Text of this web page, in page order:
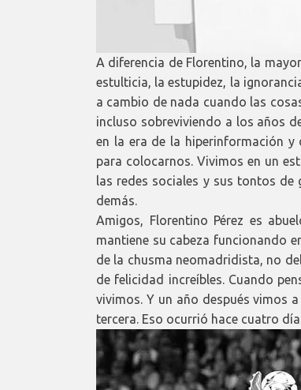
A diferencia de Florentino, la
estulticia, la estupidez, la
a cambio de nada cuando las
incluso sobreviviendo a los años
en la era de la hiperinformación y
para colocarnos. Vivimos en un
las redes sociales y sus tontos
demás.
Amigos, Florentino Pérez es
mantiene su cabeza funcionando
de la chusma neomadridista, no
de felicidad increíbles. Cuando
vivimos. Y un año después vimos
tercera. Eso ocurrió hace cuatro